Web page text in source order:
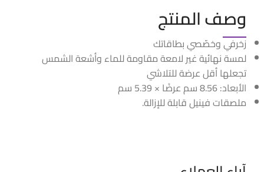
وصف المنتج
زخرفي وخصّصي بطاقاتك
لمسة نهائية غير لامعة مقاومة للماء وأشعة الشمس
تجعلها أقل عرضة للتلاشي
الأبعاد: 8.56 سم عرضًا × 5.39 سم
ملصقات فينيل قابلة للإزالة.